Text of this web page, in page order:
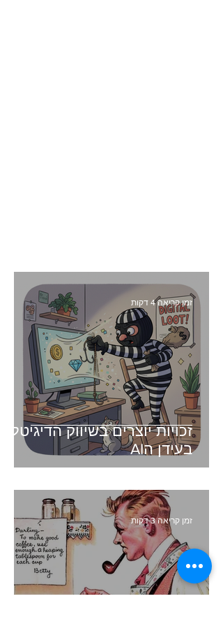
זכויות יוצרים בשיווק הדיגיטלי
בעידן הAI
זמן קריאה 4 דקות
זמן קריאה 3 דקות